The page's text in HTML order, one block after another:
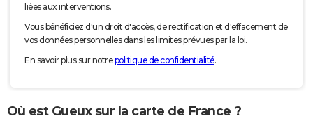
liées aux interventions.
Vous bénéficiez d'un droit d'accès, de rectification et d'effacement de
vos données personnelles dans les limites prévues par la loi.
En savoir plus sur notrepolitique de confidentialité.
Où est Gueux sur la carte de France ?